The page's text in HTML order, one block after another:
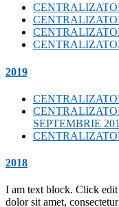
2019
SEPTEMBRIE
2018
I am text block. Click
dolor sit amet,